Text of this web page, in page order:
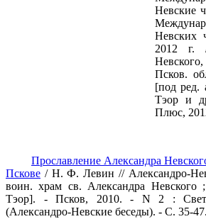
Невские
Невских
2012 г. /
Псков.
[под ред.
Тэор и
Плюс,
Прославление Александра
Пскове / Н. Ф. Левин // Александро-
воин. храм св. Александра Невского
Тэор]. - Псков, 2010. - N 2 : Свет
(Александро-Невские беседы). - С. 35-47.